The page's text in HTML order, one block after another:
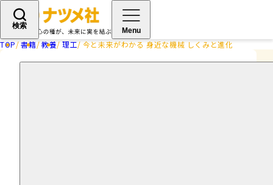
検索
Menu
TOP 書籍 教養 理工 今と未来がわかる 身近な機械 しくみと進化